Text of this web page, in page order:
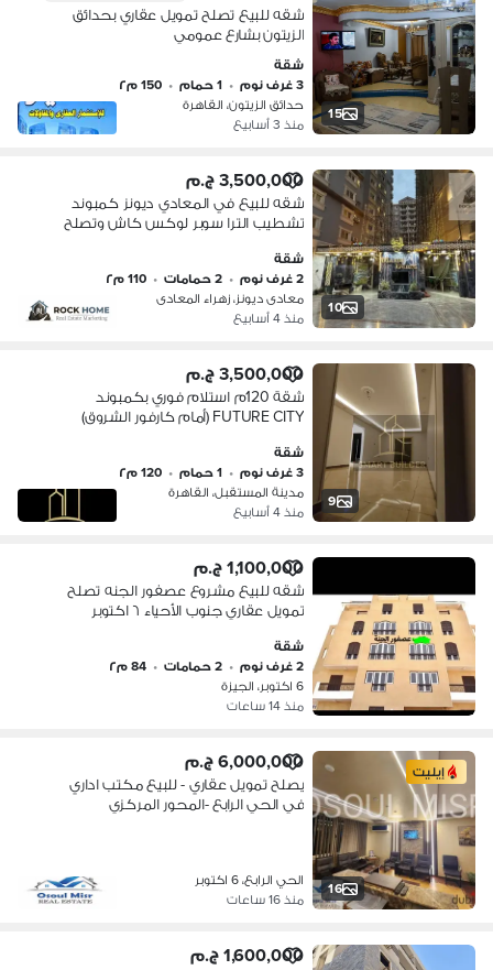
15
شقه للبيع تصلح تمويل عقاري بحدائق
الزيتون بشارع عمومي
شقة
3 غرف نوم
• 1 حمام • 150 م٢
حدائق الزيتون، القاهرة
منذ 3 أسابيع
10
3,500,000 ج.م
شقه للبيع في المعادي ديونز كمبوند
تشطيب الترا سوبر لوكس كاش وتصلح
شقة
2 غرف نوم
• 2 حمامات • 110 م٢
معادى ديونز، زهراء المعادى
منذ 4 أسابيع
9
3,500,000 ج.م
شقة 120م استلام فوري بكمبوند
FUTURE CITY (أمام كارفور الشروق)
شقة
3 غرف نوم
• 1 حمام • 120 م٢
مدينة المستقبل، القاهرة
منذ 4 أسابيع
1,100,000 ج.م
شقه للبيع مشروع عصفور الجنه تصلح
تمويل عقاري جنوب الأحياء ٦ اكتوبر
شقة
2 غرف نوم
• 2 حمامات • 84 م٢
6 اكتوبر، الجيزة
منذ 14 ساعات
16
إيليت 6,000,000 ج.م
يصلح تمويل عقاري - للبيع مكتب اداري
في الحي الرابع -المحور المركزي
الحي الرابع، 6 اكتوبر
منذ 16 ساعات
1,600,000 ج.م